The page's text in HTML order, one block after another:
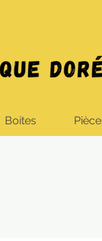
Boites